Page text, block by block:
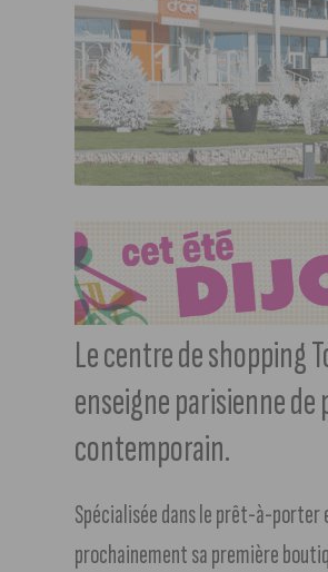
Le centre de shopping
enseigne parisienne
contemporain.
Spécialisée dans le prêt-à-
prochainement sa première